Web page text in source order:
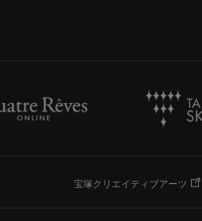
宝塚クリエイティブアーツ